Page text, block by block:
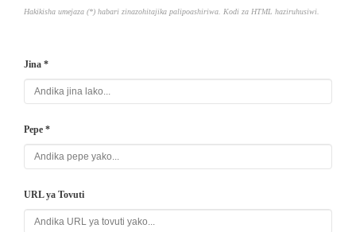
Hakikisha umejaza (*) habari zinazohitajika palipoashiriwa. Kodi za HTML haziruhusiwi.
Jina *
Pepe *
URL ya Tovuti